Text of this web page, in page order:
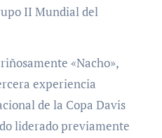
II Mundial del
«Nacho»,
experiencia
de la Copa Davis
liderado previamente